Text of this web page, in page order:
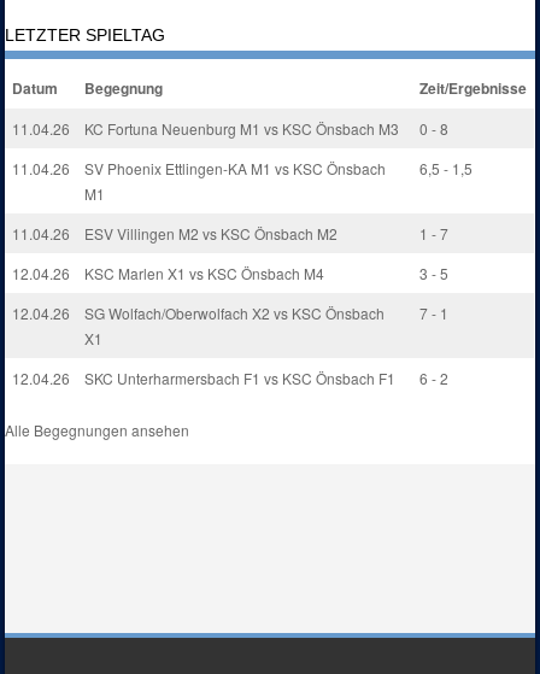
LETZTER SPIELTAG
Datum Begegnung Zeit/Ergebnisse
11.04.26 KC Fortuna Neuenburg M1 vs KSC Önsbach M3
0 - 8
11.04.26
SV Phoenix Ettlingen-KA M1 vs KSC Önsbach
M1
6,5 - 1,5
11.04.26 ESV Villingen M2 vs KSC Önsbach M2
1 - 7
12.04.26
KSC Marlen X1 vs KSC Önsbach M4
3 - 5
12.04.26
SG Wolfach/Oberwolfach X2 vs KSC Önsbach
X1
7 - 1
12.04.26 SKC Unterharmersbach F1 vs KSC Önsbach F1 6 - 2
Alle Begegnungen ansehen